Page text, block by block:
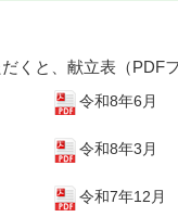
くと、献立表（PDF
令和8年6月
令和8年3月
令和7年12月